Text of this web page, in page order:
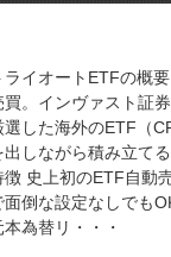
ライオートETFの概
買。インヴァスト証
選した海外のETF（
出しながら積み立て
徴 史上初のETF自動
面倒な設定なしでも
本為替リ・・・